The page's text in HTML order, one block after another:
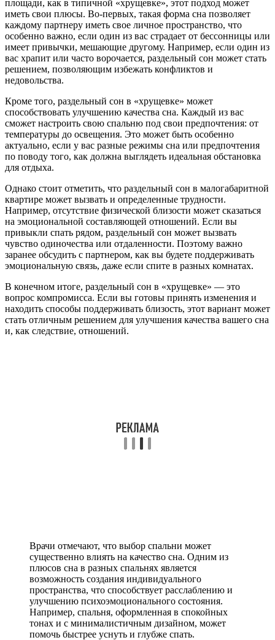
площади, как в типичной «хрущевке», этот подход может
иметь свои плюсы. Во-первых, такая форма сна позволяет
каждому партнеру иметь свое личное пространство, что
особенно важно, если один из вас страдает от бессонницы или
имеет привычки, мешающие другому. Например, если один из
вас храпит или часто ворочается, раздельный сон может стать
решением, позволяющим избежать конфликтов и
недовольства.
Кроме того, раздельный сон в «хрущевке» может
способствовать улучшению качества сна. Каждый из вас
сможет настроить свою спальню под свои предпочтения: от
температуры до освещения. Это может быть особенно
актуально, если у вас разные режимы сна или предпочтения
по поводу того, как должна выглядеть идеальная обстановка
для отдыха.
Однако стоит отметить, что раздельный сон в малогабаритной
квартире может вызвать и определенные трудности.
Например, отсутствие физической близости может сказаться
на эмоциональной составляющей отношений. Если вы
привыкли спать рядом, раздельный сон может вызвать
чувство одиночества или отдаленности. Поэтому важно
заранее обсудить с партнером, как вы будете поддерживать
эмоциональную связь, даже если спите в разных комнатах.
В конечном итоге, раздельный сон в «хрущевке» — это
вопрос компромисса. Если вы готовы принять изменения и
находить способы поддерживать близость, этот вариант может
стать отличным решением для улучшения качества вашего сна
и, как следствие, отношений.
Врачи отмечают, что выбор спальни может
существенно влиять на качество сна. Одним из
плюсов сна в разных спальнях является
возможность создания индивидуального
пространства, что способствует расслаблению и
улучшению психоэмоционального состояния.
Например, спальня, оформленная в спокойных
тонах и с минималистичным дизайном, может
помочь быстрее уснуть и глубже спать.